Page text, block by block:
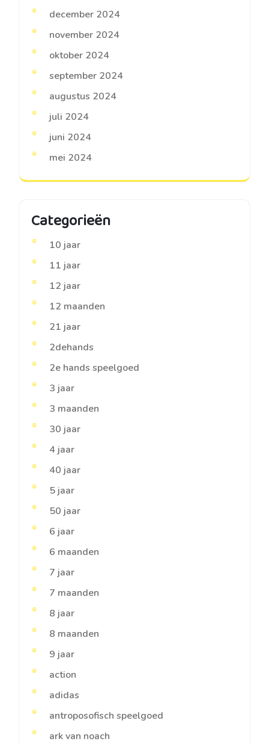
december 2024
november 2024
oktober 2024
september 2024
augustus 2024
juli 2024
juni 2024
mei 2024
Categorieën
10 jaar
11 jaar
12 jaar
12 maanden
21 jaar
2dehands
2e hands speelgoed
3 jaar
3 maanden
30 jaar
4 jaar
40 jaar
5 jaar
50 jaar
6 jaar
6 maanden
7 jaar
7 maanden
8 jaar
8 maanden
9 jaar
action
adidas
antroposofisch speelgoed
ark van noach